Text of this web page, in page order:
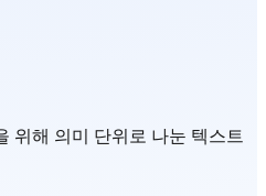
위해 의미 단위로 나눈 텍스트